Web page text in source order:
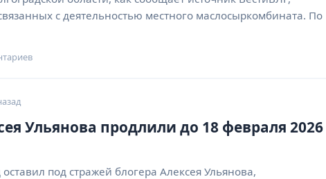
с деятельностью местного маслосыркомбината. По
Ульянова продлили до 18 февраля 2026
под стражей блогера Алексея Ульянова,